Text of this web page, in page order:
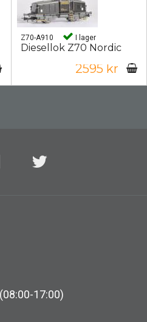
Z70-A910 I lager
Diesellok Z70 Nordic
2595 kr
17:00)